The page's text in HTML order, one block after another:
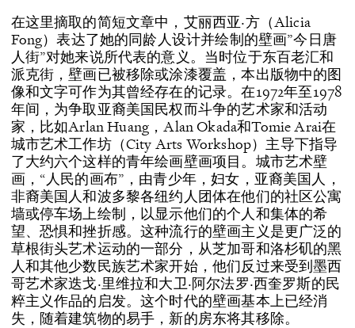
在这里摘取的简短文章中，艾丽西亚·方（Alicia
Fong）表达了她的同龄人设计并绘制的壁画”今日唐
人街”对她来说所代表的意义。当时位于东百老汇和
派克街，壁画已被移除或涂漆覆盖，本出版物中的图
像和文字可作为其曾经存在的记录。在1972年至1978
年间，为争取亚裔美国民权而斗争的艺术家和活动
家，比如Arlan Huang，Alan Okada和Tomie Arai在
城市艺术工作坊（City Arts Workshop）主导下指导
了大约六个这样的青年绘画壁画项目。城市艺术壁
画，“人民的画布”，由青少年，妇女，亚裔美国人，
非裔美国人和波多黎各纽约人团体在他们的社区公寓
墙或停车场上绘制，以显示他们的个人和集体的希
望、恐惧和挫折感。这种流行的壁画主义是更广泛的
草根街头艺术运动的一部分，从芝加哥和洛杉矶的黑
人和其他少数民族艺术家开始，他们反过来受到墨西
哥艺术家迭戈·里维拉和大卫·阿尔法罗·西奎罗斯的民
粹主义作品的启发。这个时代的壁画基本上已经消
失，随着建筑物的易手，新的房东将其移除。